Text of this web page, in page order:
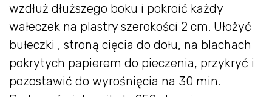
wzdłuż dłuższego boku i pokroić każdy
wałeczek na plastry szerokości 2 cm. Ułożyć
bułeczki , stroną cięcia do dołu, na blachach
pokrytych papierem do pieczenia, przykryć i
pozostawić do wyrośnięcia na 30 min.